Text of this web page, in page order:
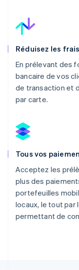
Réduisez les
En prélevant des
bancaire de vos
de transaction et
par carte.
Tous vos
Acceptez les
plus des
portefeuilles
locaux, le tout par
permettant de